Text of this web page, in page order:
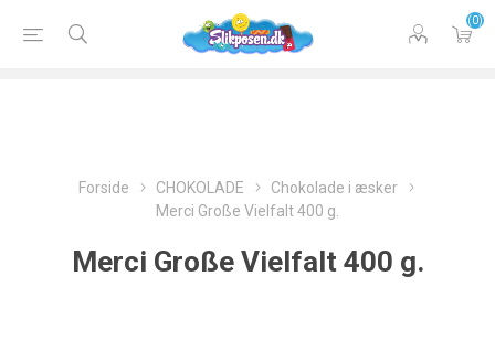
(0)
Forside CHOKOLADE
Chokolade i æsker
Merci Große Vielfalt 400 g.
Merci Große Vielfalt 400 g.